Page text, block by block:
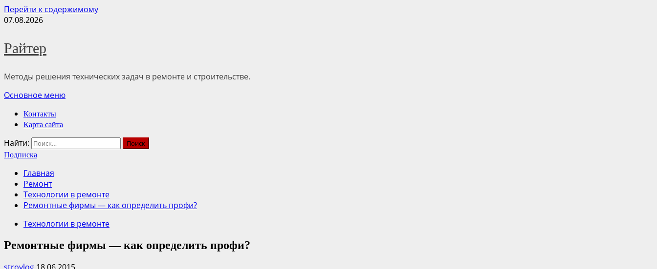
Перейти к содержимому
07.08.2026
Райтер
Методы решения технических задач в ремонте и строительстве.
Основное меню
Контакты
Карта сайта
Найти:
Подписка
Главная
Ремонт
Технологии в ремонте
Ремонтные фирмы — как определить профи?
Технологии в ремонте
Ремонтные фирмы — как определить профи?